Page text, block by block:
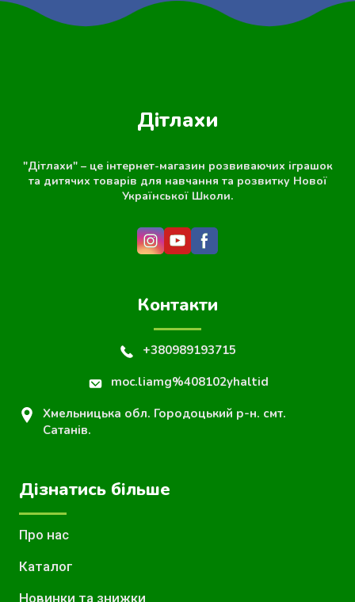
Дітлахи
"Дітлахи" – це інтернет-магазин розвиваючих іграшок
та дитячих товарів для навчання та розвитку Нової
Української Школи.
Контакти
+380989193715
moc.liamg%408102yhaltid
Хмельницька обл. Городоцький р-н. смт.
Сатанів.
Дізнатись більше
Про нас
Каталог
Новинки та знижки